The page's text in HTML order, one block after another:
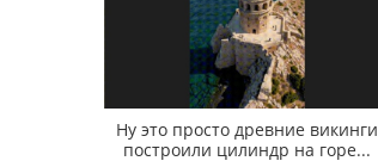
Ну это просто древние викинги
построили цилиндр на горе...